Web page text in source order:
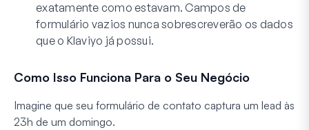
exatamente como estavam. Campos de
formulário vazios nunca sobrescreverão os dados
que o Klaviyo já possui.
Como Isso Funciona Para o Seu Negócio
Imagine que seu formulário de contato captura um lead às
23h de um domingo.